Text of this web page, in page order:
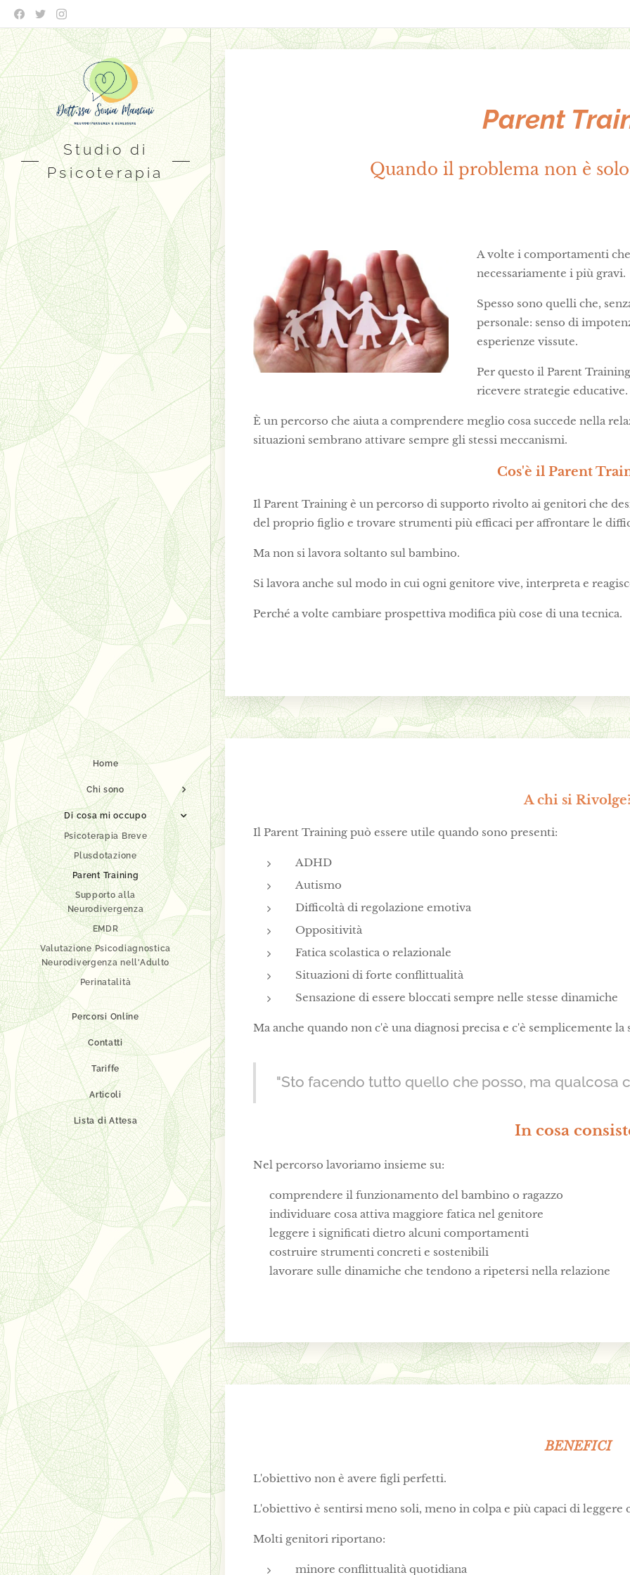
Studio di
Psicoterapia
Home
Chi sono
Di cosa mi occupo
Psicoterapia Breve
Plusdotazione
Parent Training
Supporto alla
Neurodivergenza
EMDR
Valutazione Psicodiagnostica
Neurodivergenza nell'Adulto
Perinatalità
Percorsi Online
Contatti
Tariffe
Articoli
Lista di Attesa
Parent
Quando il problema non è
A volte i comportamenti
necessariamente i più gravi.
Spesso sono quelli che,
personale: senso di
esperienze vissute.
Per questo il Parent
ricevere strategie educative.
È un percorso che aiuta a comprendere meglio cosa succede nella
situazioni sembrano attivare sempre gli stessi meccanismi.
Cos'è il Parent
Il Parent Training è un percorso di supporto rivolto ai genitori che
del proprio figlio e trovare strumenti più efficaci per affrontare le
Ma non si lavora soltanto sul bambino.
Si lavora anche sul modo in cui ogni genitore vive, interpreta e
Perché a volte cambiare prospettiva modifica più cose di una tecnica.
A chi si
Il Parent Training può essere utile quando sono presenti:
ADHD
Autismo
Difficoltà di regolazione emotiva
Oppositività
Fatica scolastica o relazionale
Situazioni di forte conflittualità
Sensazione di essere bloccati sempre nelle stesse dinamiche
Ma anche quando non c'è una diagnosi precisa e c'è semplicemente la
"Sto facendo tutto quello che posso, ma qualcosa
In cosa
Nel percorso lavoriamo insieme su:
✔ comprendere il funzionamento del bambino o ragazzo
✔ individuare cosa attiva maggiore fatica nel genitore
✔ leggere i significati dietro alcuni comportamenti
✔ costruire strumenti concreti e sostenibili
✔ lavorare sulle dinamiche che tendono a ripetersi nella relazione
BENEFICI
L'obiettivo non è avere figli perfetti.
L'obiettivo è sentirsi meno soli, meno in colpa e più capaci di leggere
Molti genitori riportano:
minore conflittualità quotidiana